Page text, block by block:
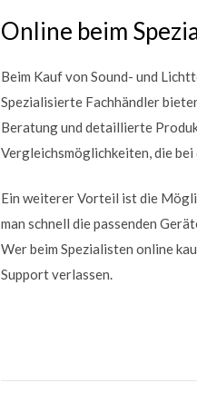
Online beim
Beim Kauf von Sound- und
Spezialisierte Fachhändler
Beratung und detaillierte
Vergleichsmöglichkeiten, die
Ein weiterer Vorteil ist die
man schnell die passenden
Wer beim Spezialisten online
Support verlassen.